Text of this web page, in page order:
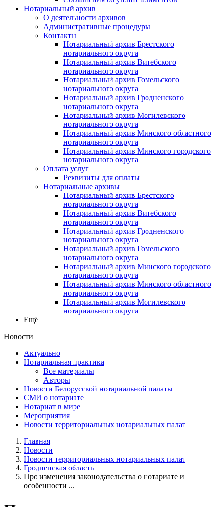
Нотариальный архив
О деятельности архивов
Административные процедуры
Контакты
Нотариальный архив Брестского
нотариального округа
Нотариальный архив Витебского
нотариального округа
Нотариальный архив Гомельского
нотариального округа
Нотариальный архив Гродненского
нотариального округа
Нотариальный архив Могилевского
нотариального округа
Нотариальный архив Минского областного
нотариального округа
Нотариальный архив Минского городского
нотариального округа
Оплата услуг
Реквизиты для оплаты
Нотариальные архивы
Нотариальный архив Брестского
нотариального округа
Нотариальный архив Витебского
нотариального округа
Нотариальный архив Гродненского
нотариального округа
Нотариальный архив Гомельского
нотариального округа
Нотариальный архив Минского городского
нотариального округа
Нотариальный архив Минского областного
нотариального округа
Нотариальный архив Могилевского
нотариального округа
Ещё
Новости
Актуально
Нотариальная практика
Все материалы
Авторы
Новости Белорусской нотариальной палаты
СМИ о нотариате
Нотариат в мире
Мероприятия
Новости территориальных нотариальных палат
Главная
Новости
Новости территориальных нотариальных палат
Гродненская область
Про изменения законодательства о нотариате и
особенности ...